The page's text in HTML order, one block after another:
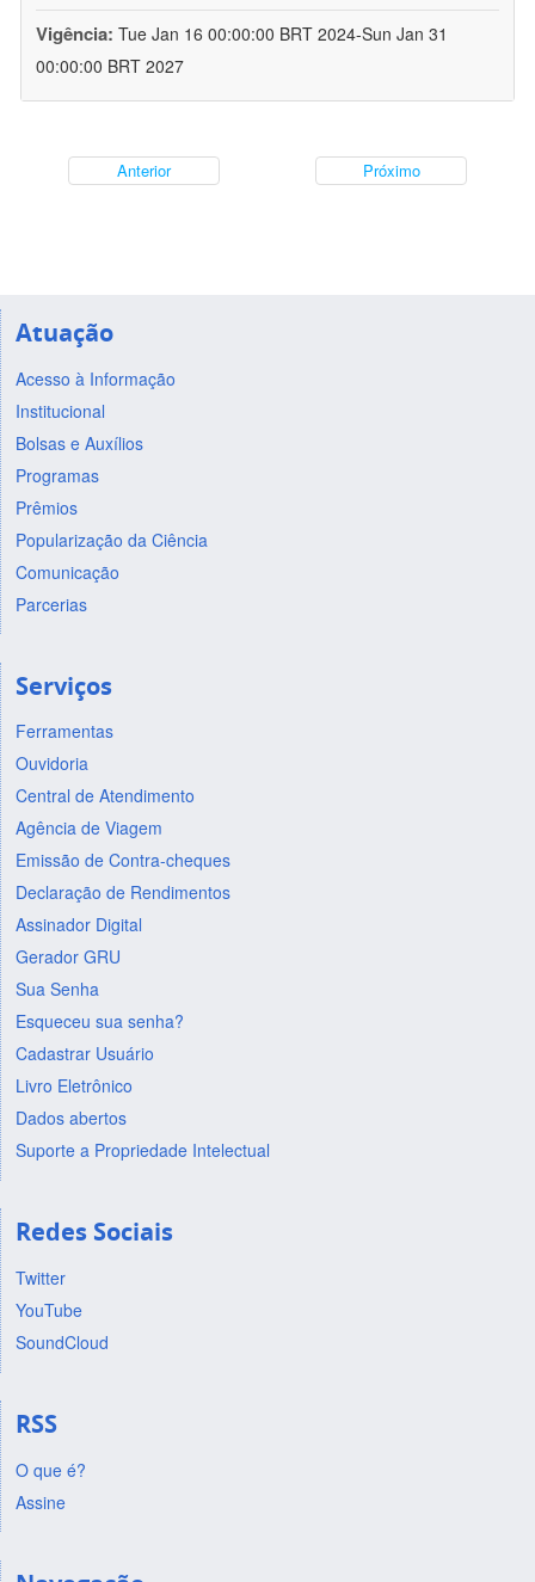
Vigência: Tue Jan 16 00:00:00 BRT 2024-Sun Jan 31
00:00:00 BRT 2027
Anterior Próximo
Atuação
Acesso à Informação
Institucional
Bolsas e Auxílios
Programas
Prêmios
Popularização da Ciência
Comunicação
Parcerias
Serviços
Ferramentas
Ouvidoria
Central de Atendimento
Agência de Viagem
Emissão de Contra-cheques
Declaração de Rendimentos
Assinador Digital
Gerador GRU
Sua Senha
Esqueceu sua senha?
Cadastrar Usuário
Livro Eletrônico
Dados abertos
Suporte a Propriedade Intelectual
Redes Sociais
Twitter
YouTube
SoundCloud
RSS
O que é?
Assine